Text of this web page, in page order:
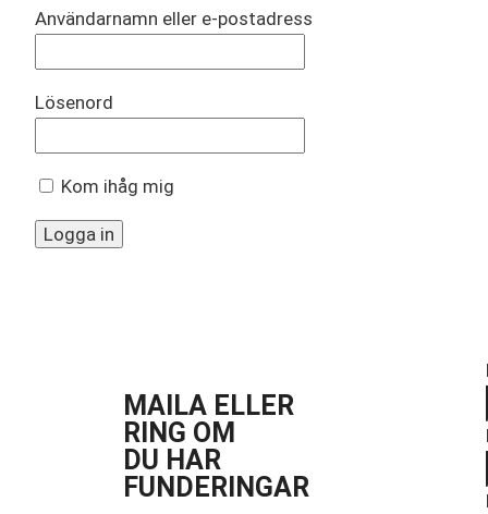
Användarnamn eller e-postadress
Lösenord
Kom ihåg mig
MAILA ELLER
RING OM
DU HAR
FUNDERINGAR